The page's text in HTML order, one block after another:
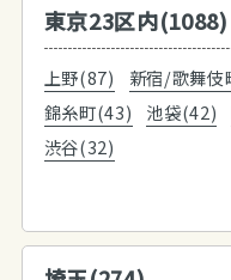
東京23区内(1088)
上野(87) 新宿/歌舞伎
錦糸町(43)
池袋(42)
渋谷(32)